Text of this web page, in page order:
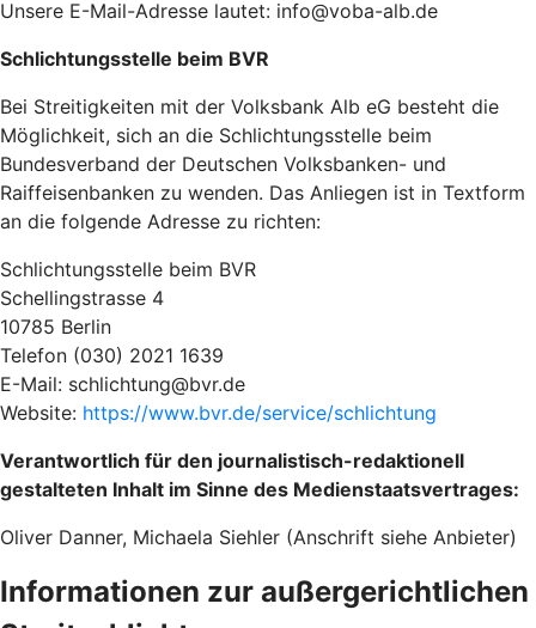
Unsere E-Mail-Adresse lautet: info@voba-alb.de
Schlichtungsstelle beim BVR
Bei Streitigkeiten mit der Volksbank Alb eG besteht die
Möglichkeit, sich an die Schlichtungsstelle beim
Bundesverband der Deutschen Volksbanken- und
Raiffeisenbanken zu wenden. Das Anliegen ist in Textform
an die folgende Adresse zu richten:
Schlichtungsstelle beim BVR
Schellingstrasse 4
10785 Berlin
Telefon (030) 2021 1639
E-Mail: schlichtung@bvr.de
Website: https://www.bvr.de/service/schlichtung
Verantwortlich für den journalistisch-redaktionell
gestalteten Inhalt im Sinne des Medienstaatsvertrages:
Oliver Danner, Michaela Siehler (Anschrift siehe Anbieter)
Informationen zur außergerichtlichen